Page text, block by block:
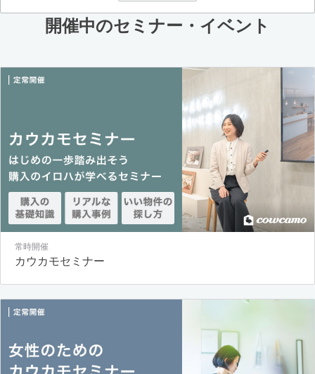
開催中のセミナー・イベント
常時開催
カウカモセミナー